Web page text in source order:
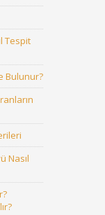
Tespit
Bulunur?
Nasıl